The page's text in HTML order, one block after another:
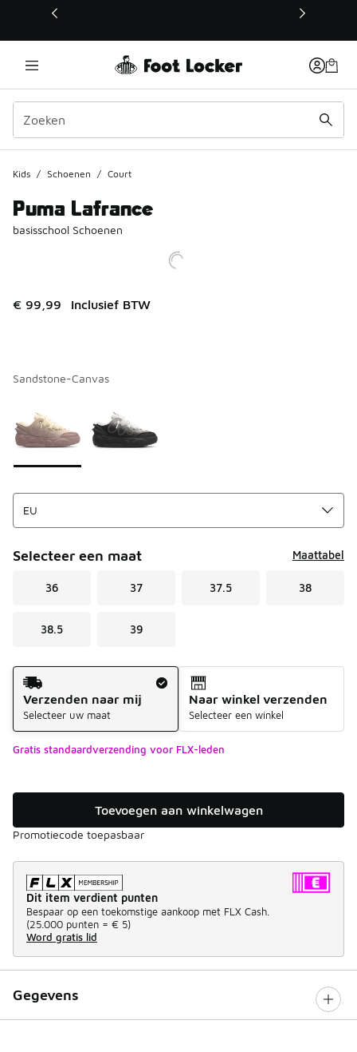
Deze link wordt geopend in een nieuw venster
Kids / Schoenen / Court
Puma Lafrance
basisschool Schoenen
€ 99,99 Inclusief BTW
Sandstone-Canvas
Selecteer een maat Maattabel
36 37 37.5 38
38.5 39
Verzendmethode
Verzenden naar mij
Selecteer uw maat
Naar winkel verzenden
Selecteer een winkel
Gratis standaardverzending voor FLX-leden
Toevoegen aan winkelwagen
Promotiecode toepasbaar
Dit item verdient punten
Bespaar op een toekomstige aankoop met FLX Cash.
(25.000 punten = € 5)
Word gratis lid
Gegevens